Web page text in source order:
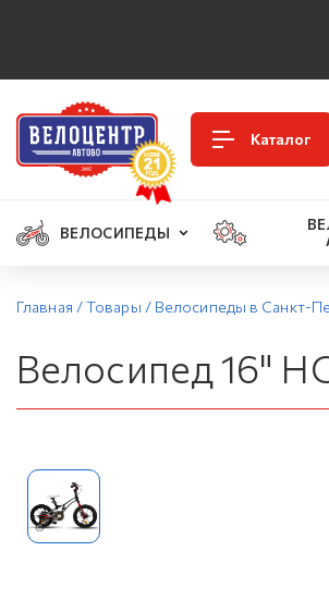
Каталог
ВЕЛОСИПЕДЫ
Главная /Товары / Велосипеды в Санкт-
Велосипед 16"